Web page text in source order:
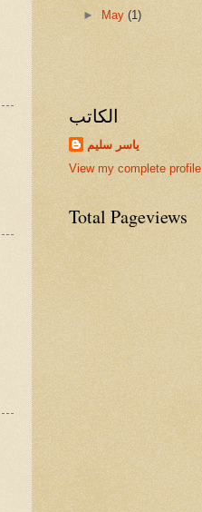
►
May(1)
الكاتب
ياسر سليم
View my complete profile
Total Pageviews